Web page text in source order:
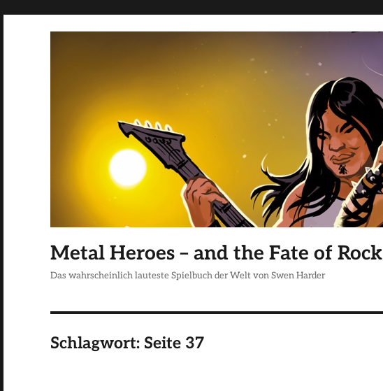
Metal Heroes – and the Fate of Rock
Das wahrscheinlich lauteste Spielbuch der Welt von Swen Harder
Schlagwort: Seite 37